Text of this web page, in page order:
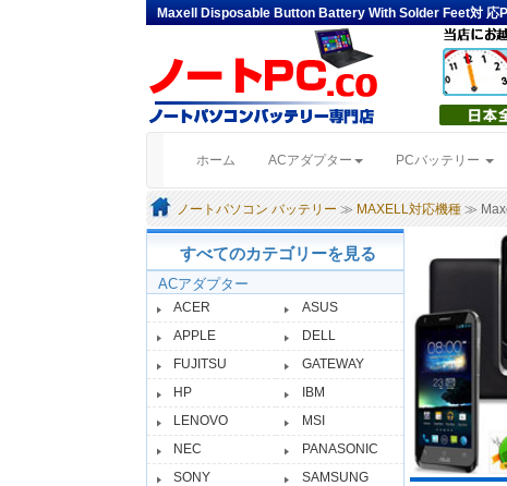
Maxell Disposable Button Battery With Solder Feet対 応
ホーム (current)ACアダプター PCバッテリー
ノートパソコン バッテリー ≫ MAXELL対応機種 ≫
すべてのカテゴリーを見る
ACアダプター
ACER
ASUS
APPLE
DELL
FUJITSU
GATEWAY
HP
IBM
LENOVO
MSI
NEC
PANASONIC
SONY
SAMSUNG